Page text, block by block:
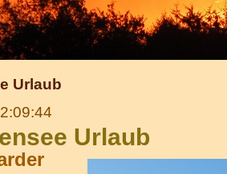
Urlaub
Urlaub